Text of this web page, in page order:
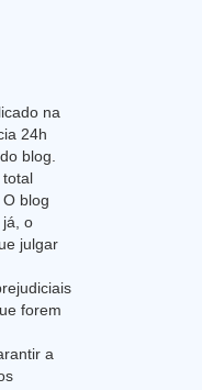
na
24h
blog.
total
blog
já, o
julgar
forem
a